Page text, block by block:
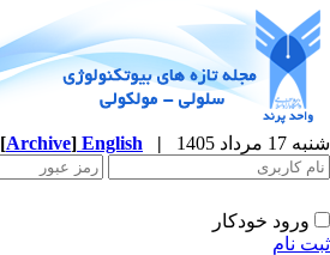
شنبه 17 مرداد 1405 |
English
[Archive]
ورود خودکار
ثبت نام